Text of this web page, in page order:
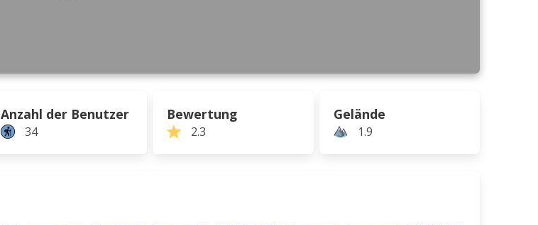
Anzahl der Benutzer
34
Bewertung
2.3
Gelände
1.9